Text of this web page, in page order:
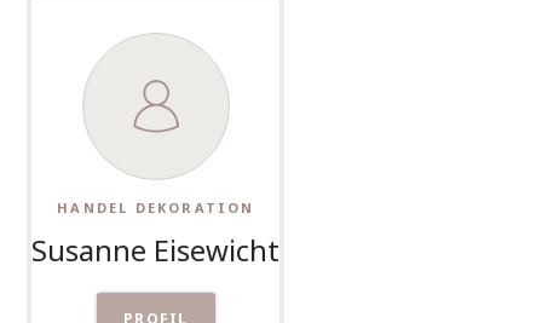
HANDEL DEKORATION
Susanne Eisewicht
PROFIL